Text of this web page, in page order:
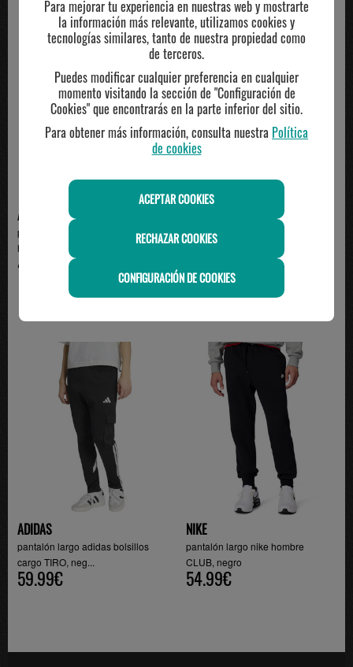
ADIDAS
pantalón adidas tres bandas
hombre con puño, ve...
49.95€
pantalón de chandal hombre nike
CLUB VARSITY,...
ADIDAS
pantalón largo adidas bolsillos
cargo TIRO, neg...
59.99€
NIKE
pantalón largo nike hombre
CLUB, negro
54.99€
Para mejorar tu experiencia en nuestras web y mostrarte
la información más relevante, utilizamos cookies y
tecnologías similares, tanto de nuestra propiedad como
de terceros.
Puedes modificar cualquier preferencia en cualquier
momento visitando la sección de "Configuración de
Cookies" que encontrarás en la parte inferior del sitio.
Para obtener más información, consulta nuestra Política
de cookies
ACEPTAR COOKIES
RECHAZAR COOKIES
CONFIGURACIÓN DE COOKIES